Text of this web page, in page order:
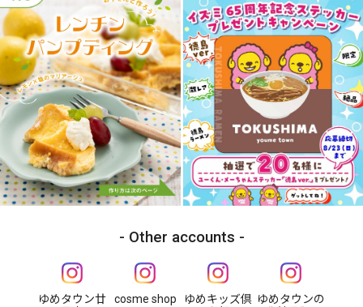
Other accounts
ゆめタウン廿
cosme shop
ゆめキッズ倶 ゆめタウンの